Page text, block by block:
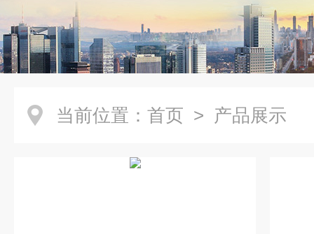
当前位置： 首页 > 产品展示